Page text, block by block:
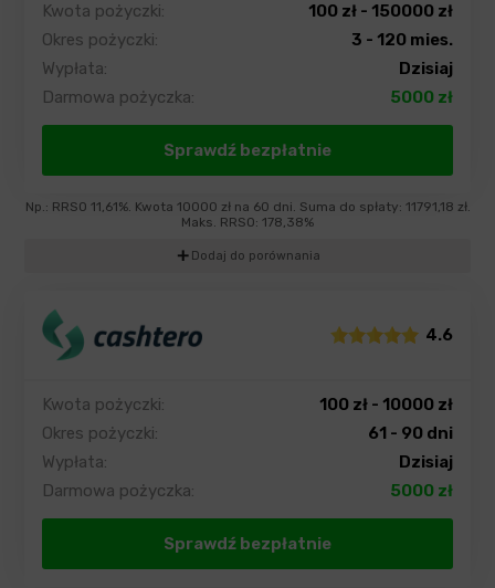
Kwota pożyczki:
100 zł - 150000 zł
Okres pożyczki:
3 - 120 mies.
Wypłata:
Dzisiaj
Darmowa pożyczka:
5000 zł
Sprawdź bezpłatnie
Np.: RRSO 11,61%. Kwota 10000 zł na 60 dni. Suma do spłaty: 11791,18 zł.
Maks. RRSO: 178,38%
add Dodaj do porównania
4.6
Kwota pożyczki:
100 zł - 10000 zł
Okres pożyczki:
61 - 90 dni
Wypłata:
Dzisiaj
Darmowa pożyczka:
5000 zł
Sprawdź bezpłatnie